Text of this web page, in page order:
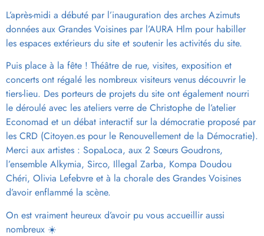
L’après-midi a débuté par l’inauguration des arches Azimuts
données aux Grandes Voisines par l’AURA Hlm pour habiller
les espaces extérieurs du site et soutenir les activités du site.
Puis place à la fête ! Théâtre de rue, visites, exposition et
concerts ont régalé les nombreux visiteurs venus découvrir le
tiers-lieu. Des porteurs de projets du site ont également nourri
le déroulé avec les ateliers verre de Christophe de l’atelier
Economad et un débat interactif sur la démocratie proposé par
les CRD (Citoyen.es pour le Renouvellement de la Démocratie).
Merci aux artistes : SopaLoca, aux 2 Sœurs Goudrons,
l’ensemble Alkymia, Sirco, Illegal Zarba, Kompa Doudou
Chéri, Olivia Lefebvre et à la chorale des Grandes Voisines
d’avoir enflammé la scène.
On est vraiment heureux d’avoir pu vous accueillir aussi
nombreux ☀️